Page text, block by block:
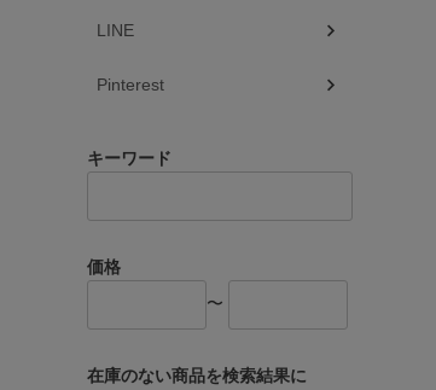
LINE
Pinterest
キーワード
価格
〜
在庫のない商品を検索結果に